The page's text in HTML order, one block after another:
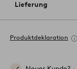
Lieferung
Produktdeklaration